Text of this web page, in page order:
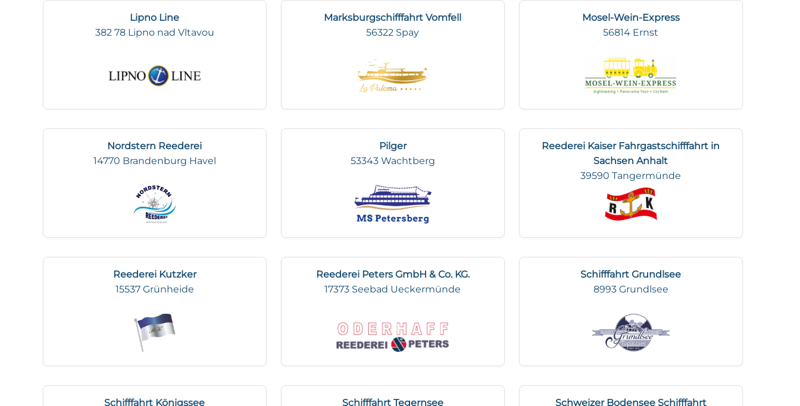
Lipno Line
382 78 Lipno nad Vltavou
Marksburgschifffahrt Vomfell
56322 Spay
Mosel-Wein-Express
56814 Ernst
Nordstern Reederei
14770 Brandenburg Havel
Pilger
53343 Wachtberg
Reederei Kaiser Fahrgastschifffahrt in
Sachsen Anhalt
39590 Tangermünde
Reederei Kutzker
15537 Grünheide
Reederei Peters GmbH & Co. KG.
17373 Seebad Ueckermünde
Schifffahrt Grundlsee
8993 Grundlsee
Schifffahrt Königssee Schifffahrt Tegernsee Schweizer Bodensee Schifffahrt